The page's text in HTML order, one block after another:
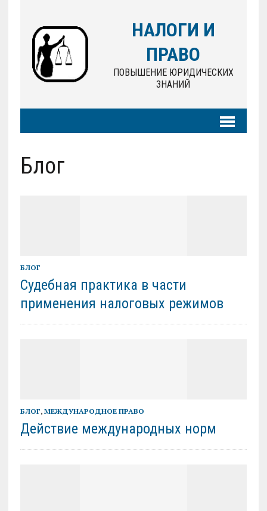
НАЛОГИ И
ПРАВО
ПОВЫШЕНИЕ ЮРИДИЧЕСКИХ
ЗНАНИЙ
Блог
БЛОГ
Судебная практика в части
применения налоговых режимов
БЛОГ, МЕЖДУНАРОДНОЕ ПРАВО
Действие международных норм